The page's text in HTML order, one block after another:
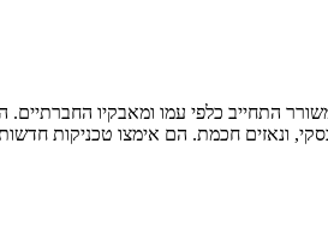
התחייב כלפי עמו ומאבקיו
ונאזים חכמת. הם אימצו טכניקות